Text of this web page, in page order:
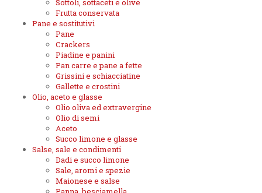
Sottoli, sottaceti e olive
Frutta conservata
Pane e sostitutivi
Pane
Crackers
Piadine e panini
Pan carre e pane a fette
Grissini e schiacciatine
Gallette e crostini
Olio, aceto e glasse
Olio oliva ed extravergine
Olio di semi
Aceto
Succo limone e glasse
Salse, sale e condimenti
Dadi e succo limone
Sale, aromi e spezie
Maionese e salse